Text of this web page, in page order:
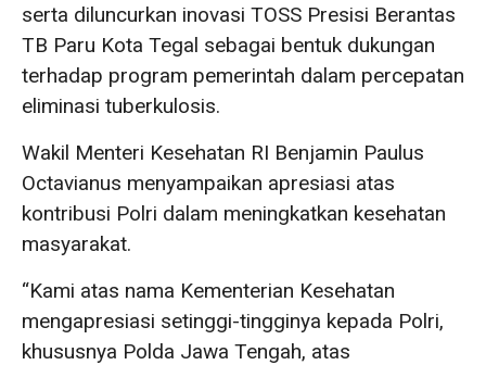
serta diluncurkan inovasi TOSS Presisi Berantas
TB Paru Kota Tegal sebagai bentuk dukungan
terhadap program pemerintah dalam percepatan
eliminasi tuberkulosis.
Wakil Menteri Kesehatan RI Benjamin Paulus
Octavianus menyampaikan apresiasi atas
kontribusi Polri dalam meningkatkan kesehatan
masyarakat.
“Kami atas nama Kementerian Kesehatan
mengapresiasi setinggi-tingginya kepada Polri,
khususnya Polda Jawa Tengah, atas